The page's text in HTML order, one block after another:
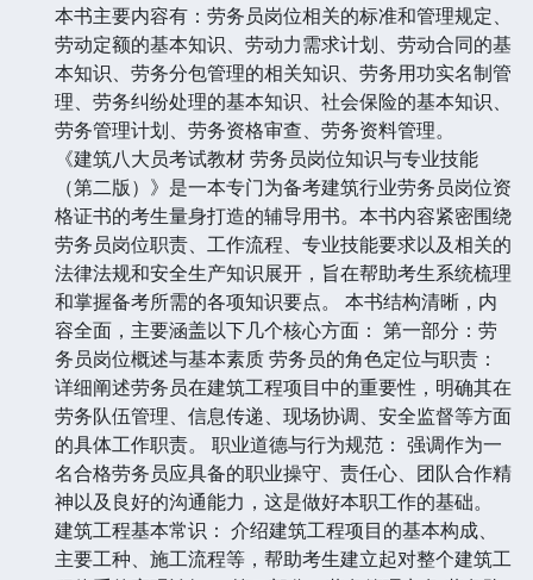
本书主要内容有：劳务员岗位相关的标准和管理规定、
劳动定额的基本知识、劳动力需求计划、劳动合同的基
本知识、劳务分包管理的相关知识、劳务用功实名制管
理、劳务纠纷处理的基本知识、社会保险的基本知识、
劳务管理计划、劳务资格审查、劳务资料管理。
《建筑八大员考试教材 劳务员岗位知识与专业技能
（第二版）》是一本专门为备考建筑行业劳务员岗位资
格证书的考生量身打造的辅导用书。本书内容紧密围绕
劳务员岗位职责、工作流程、专业技能要求以及相关的
法律法规和安全生产知识展开，旨在帮助考生系统梳理
和掌握备考所需的各项知识要点。 本书结构清晰，内
容全面，主要涵盖以下几个核心方面： 第一部分：劳
务员岗位概述与基本素质 劳务员的角色定位与职责：
详细阐述劳务员在建筑工程项目中的重要性，明确其在
劳务队伍管理、信息传递、现场协调、安全监督等方面
的具体工作职责。 职业道德与行为规范： 强调作为一
名合格劳务员应具备的职业操守、责任心、团队合作精
神以及良好的沟通能力，这是做好本职工作的基础。
建筑工程基本常识： 介绍建筑工程项目的基本构成、
主要工种、施工流程等，帮助考生建立起对整个建筑工